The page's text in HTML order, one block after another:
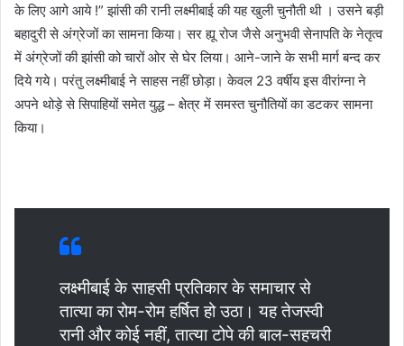
के लिए आगे आये !” झांसी की रानी लक्ष्मीबाई की यह खुली चुनौती थी । उसने बड़ी
बहादुरी से अंग्रेजों का सामना किया। सर ह्यू रोज जैसे अनुभवी सेनापति के नेतृत्व
में अंग्रेजों की झांसी को चारों ओर से घेर लिया। आने-जाने के सभी मार्ग बन्द कर
दिये गये। परंतु लक्ष्मीबाई ने साहस नहीं छोड़ा। केवल 23 वर्षीय इस वीरांग्ना ने
अपने थोड़े से सिपाहियों समेत युद्ध – क्षेत्र में समस्त चुनौतियों का डटकर सामना
किया।
लक्ष्मीबाई के साहसी प्रतिकार के समाचार से
तात्या का रोम-रोम हर्षित हो उठा। यह तेजस्वी
रानी और कोई नहीं, तात्या टोपे की बाल-सहचरी